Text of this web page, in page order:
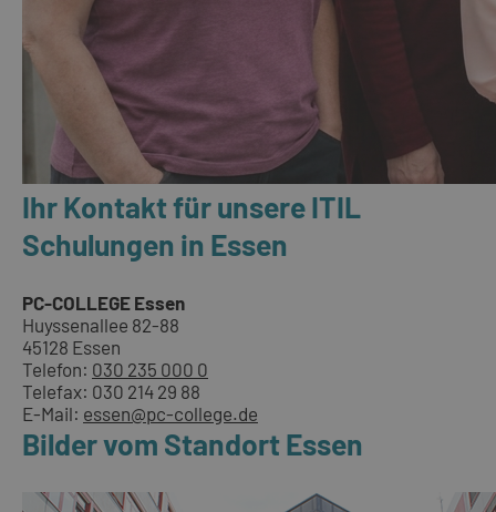
Ihr Kontakt für unsere ITIL
Schulungen in Essen
PC-COLLEGE Essen
Huyssenallee 82-88
45128 Essen
Telefon: 030 235 000 0
Telefax: 030 214 29 88
E-Mail: essen@pc-college.de
Bilder vom Standort Essen